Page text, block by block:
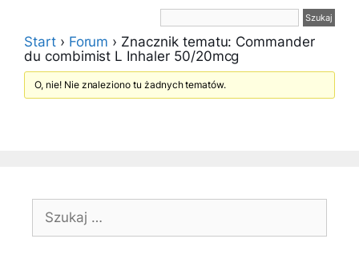
Start › Forum › Znacznik tematu: Commander
du combimist L Inhaler 50/20mcg
O, nie! Nie znaleziono tu żadnych tematów.
Szukaj: